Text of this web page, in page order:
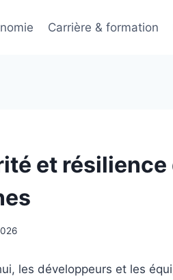
Carrière & formation
et
les développeurs et les